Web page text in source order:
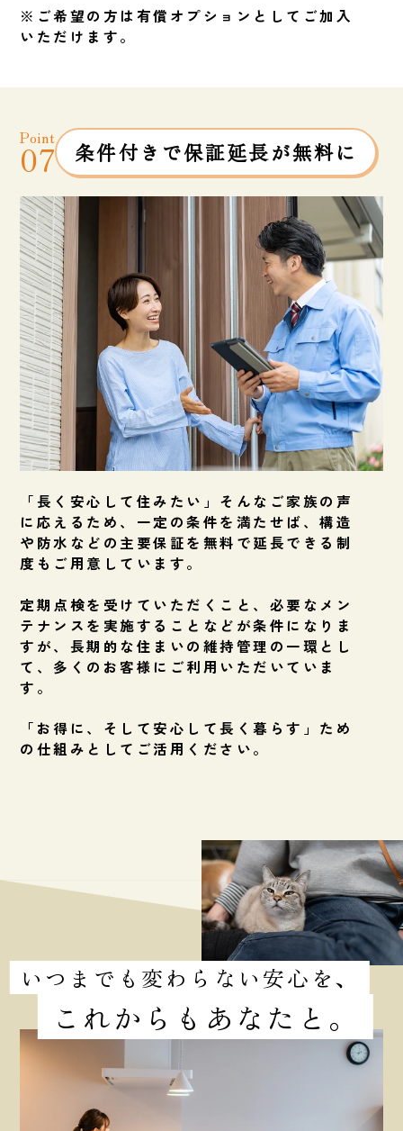
※ご希望の方は有償オプションとしてご加入
いただけます。
Point
07 条件付きで保証延長が無料に
「長く安心して住みたい」そんなご家族の声
に応えるため、一定の条件を満たせば、構造
や防水などの主要保証を無料で延長できる制
度もご用意しています。
定期点検を受けていただくこと、必要なメン
テナンスを実施することなどが条件になりま
すが、長期的な住まいの維持管理の一環とし
て、多くのお客様にご利用いただいていま
す。
「お得に、そして安心して長く暮らす」ため
の仕組みとしてご活用ください。
いつまでも変わらない安心を、
これからもあなたと。